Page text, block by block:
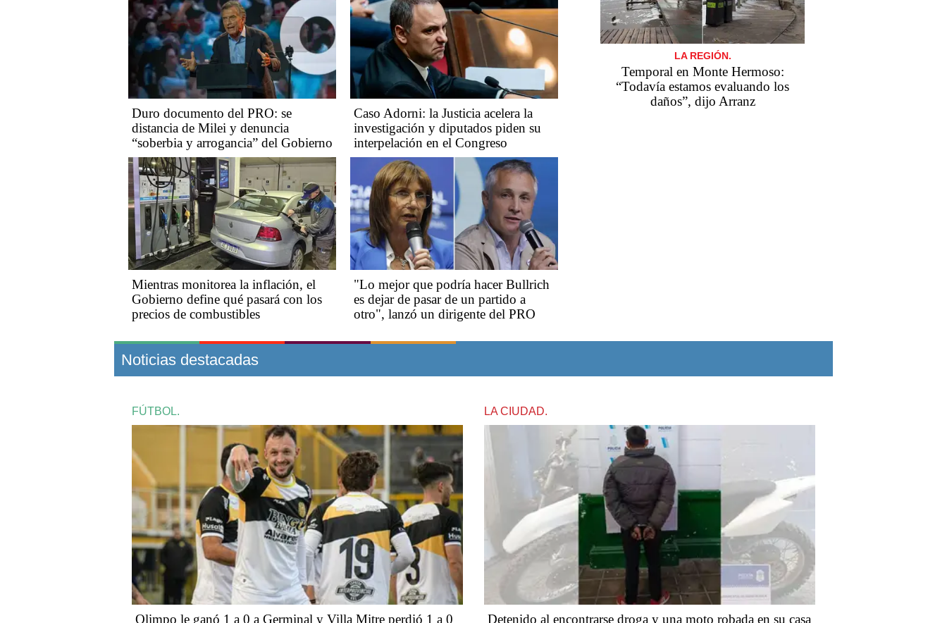
Duro documento del PRO: se
distancia de Milei y denuncia
“soberbia y arrogancia” del Gobierno
Caso Adorni: la Justicia acelera la
investigación y diputados piden su
interpelación en el Congreso
Mientras monitorea la inflación, el
Gobierno define qué pasará con los
precios de combustibles
"Lo mejor que podría hacer Bullrich
es dejar de pasar de un partido a
otro", lanzó un dirigente del PRO
LA REGIÓN.
Temporal en Monte Hermoso:
“Todavía estamos evaluando los
daños”, dijo Arranz
Noticias destacadas
FÚTBOL.
Olimpo le ganó 1 a 0 a Germinal y Villa Mitre perdió 1 a 0
LA CIUDAD.
Detenido al encontrarse droga y una moto robada en su casa